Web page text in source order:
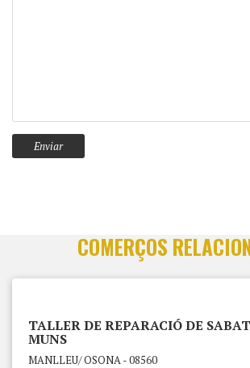
COMERÇOS
TALLER DE REPARACIÓ DE
MUNS
MANLLEU/ OSONA - 08560